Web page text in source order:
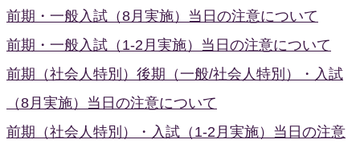
前期・一般入試（8月実施）当日の注意について
前期・一般入試（1-2月実施）当日の注意について
前期（社会人特別）後期（一般/社会人特別）・入試
（8月実施）当日の注意について
前期（社会人特別）・入試（1-2月実施）当日の注意